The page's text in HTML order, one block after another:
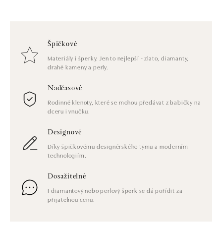
Špičkové
Materiály i šperky. Jen to nejlepší - zlato, diamanty,
drahé kameny a perly.
Nadčasové
Rodinné klenoty, které se mohou předávat z babičky na
dceru i vnučku.
Designové
Díky špičkovému designérského týmu a moderním
technologiím.
Dosažitelné
I diamantový nebo perlový šperk se dá pořídit za
přijatelnou cenu.